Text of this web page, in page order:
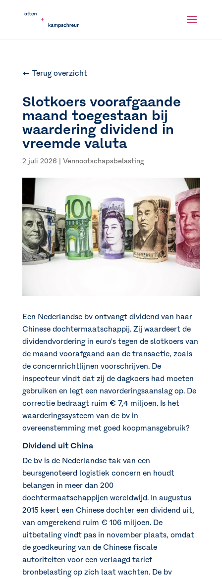
← Terug overzicht
Slotkoers voorafgaande
maand toegestaan bij
waardering dividend in
vreemde valuta
2 juli 2026 | Vennootschapsbelasting
Een Nederlandse bv ontvangt dividend van haar
Chinese dochtermaatschappij. Zij waardeert de
dividendvordering in euro's tegen de slotkoers van
de maand voorafgaand aan de transactie, zoals
de concernrichtlijnen voorschrijven. De
inspecteur vindt dat zij de dagkoers had moeten
gebruiken en legt een navorderingsaanslag op. De
correctie bedraagt ruim € 7,4 miljoen. Is het
waarderingssysteem van de bv in
overeenstemming met goed koopmansgebruik?
Dividend uit China
De bv is de Nederlandse tak van een
beursgenoteerd logistiek concern en houdt
belangen in meer dan 200
dochtermaatschappijen wereldwijd. In augustus
2015 keert een Chinese dochter een dividend uit,
van omgerekend ruim € 106 miljoen. De
uitbetaling vindt pas in november plaats, omdat
de goedkeuring van de Chinese fiscale
autoriteiten voor een verlaagd tarief
bronbelasting op zich laat wachten. De bv